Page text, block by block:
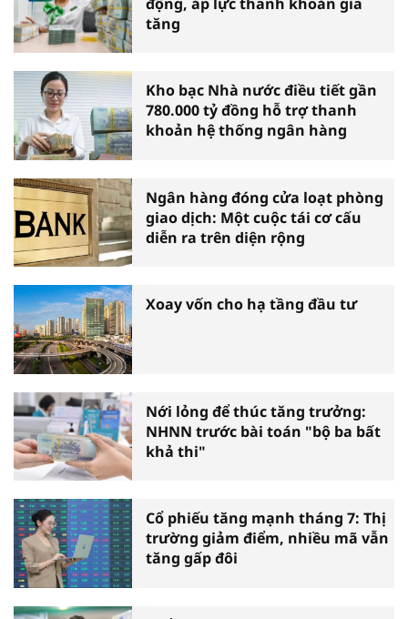
tăng
Kho bạc Nhà nước điều tiết gần
780.000 tỷ đồng hỗ trợ thanh
khoản hệ thống ngân hàng
Ngân hàng đóng cửa loạt phòng
giao dịch: Một cuộc tái cơ cấu
diễn ra trên diện rộng
Xoay vốn cho hạ tầng đầu tư
Nới lỏng để thúc tăng trưởng:
NHNN trước bài toán "bộ ba bất
khả thi"
Cổ phiếu tăng mạnh tháng 7: Thị
trường giảm điểm, nhiều mã vẫn
tăng gấp đôi